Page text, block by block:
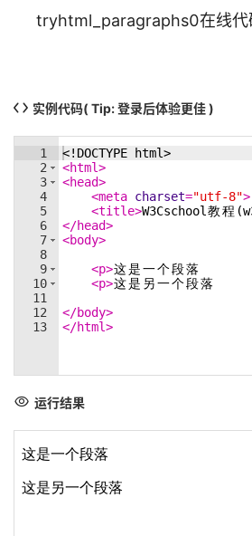
实例代码( Tip: 登录后体验更佳 )
1
2
3
4
5
6
7
8
9
10
11
12
13
<! DOCTYPE html>
<html>
<head>
<meta charset="utf-8">
<title>W3Cschool 教程
</head>
<body>
<p>这是一个段落
<p>这是 另一个段落
</body>
</html>
运行结果